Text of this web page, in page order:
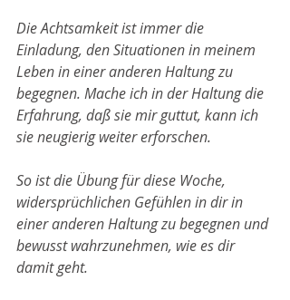
Die Achtsamkeit ist immer die
Einladung, den Situationen in meinem
Leben in einer anderen Haltung zu
begegnen. Mache ich in der Haltung die
Erfahrung, daß sie mir guttut, kann ich
sie neugierig weiter erforschen.
So ist die Übung für diese Woche,
widersprüchlichen Gefühlen in dir in
einer anderen Haltung zu begegnen und
bewusst wahrzunehmen, wie es dir
damit geht.